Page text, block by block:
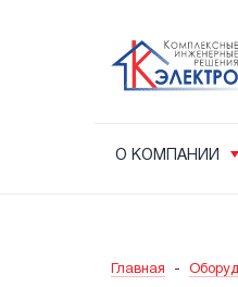
О КОМПАНИИ
Главная -